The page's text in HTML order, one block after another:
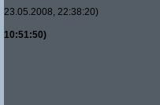
23.05.2008, 22:38:20)
10:51:50)